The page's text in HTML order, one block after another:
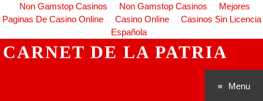
Non Gamstop Casinos Non Gamstop Casinos
Mejores
Paginas De Casino Online
Casino Online
Casinos Sin Licencia
Española
CARNET DE LA PATRIA
Menu